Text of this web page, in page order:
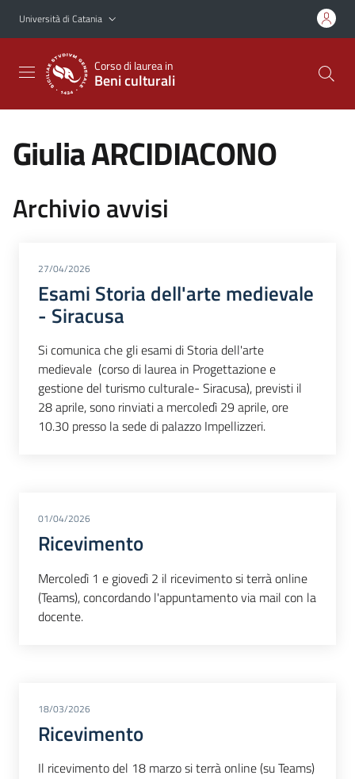
Vai al contenuto principale
Vai al menu di navigazione
Università di Catania
Corso di laurea in
Beni culturali
Giulia ARCIDIACONO
Archivio avvisi
27/04/2026
Esami Storia dell'arte medievale
- Siracusa
Si comunica che gli esami di Storia dell'arte
medievale (corso di laurea in Progettazione e
gestione del turismo culturale- Siracusa), previsti il
28 aprile, sono rinviati a mercoledì 29 aprile, ore
10.30 presso la sede di palazzo Impellizzeri.
01/04/2026
Ricevimento
Mercoledì 1 e giovedì 2 il ricevimento si terrà online
(Teams), concordando l'appuntamento via mail con la
docente.
18/03/2026
Ricevimento
Il ricevimento del 18 marzo si terrà online (su Teams)